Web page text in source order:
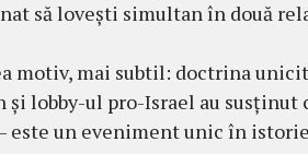
să lovești simultan în două
motiv, mai subtil: doctrina
și lobby-ul pro-Israel au
este un eveniment unic în